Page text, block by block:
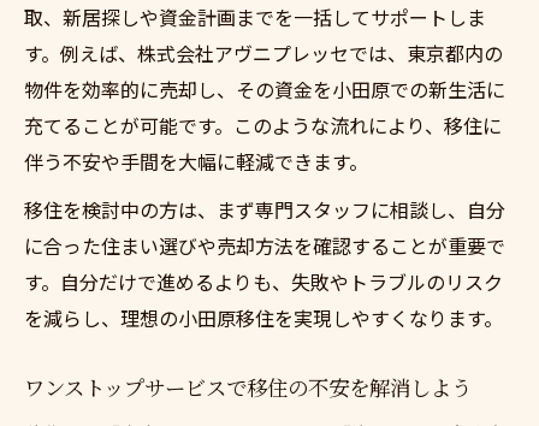
取、新居探しや資金計画までを一括してサポートしま
す。例えば、株式会社アヴニプレッセでは、東京都内の
物件を効率的に売却し、その資金を小田原での新生活に
充てることが可能です。このような流れにより、移住に
伴う不安や手間を大幅に軽減できます。
移住を検討中の方は、まず専門スタッフに相談し、自分
に合った住まい選びや売却方法を確認することが重要で
す。自分だけで進めるよりも、失敗やトラブルのリスク
を減らし、理想の小田原移住を実現しやすくなります。
ワンストップサービスで移住の不安を解消しよう